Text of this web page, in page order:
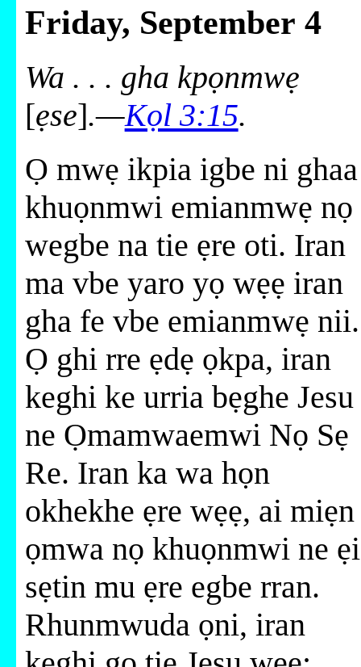
Friday, September 4
Wa . . . gha kpọnmwẹ
[ẹse].—Kọl 3:15.
Ọ mwẹ ikpia igbe ni ghaa
khuọnmwi emianmwẹ nọ
wegbe na tie ẹre oti. Iran
ma vbe yaro yọ wẹẹ iran
gha fe vbe emianmwẹ nii.
Ọ ghi rre ẹdẹ ọkpa, iran
keghi ke urria bẹghe Jesu
ne Ọmamwaemwi Nọ Sẹ
Re. Iran ka wa họn
okhekhe ẹre wẹẹ, ai miẹn
ọmwa nọ khuọnmwi ne ẹi
sẹtin mu ẹre egbe rran.
Rhunmwuda ọni, iran